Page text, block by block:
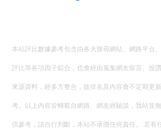
本站評比數據參考包含由各大搜尋網站、網路平台
評比等各項因子綜合，也會經由蒐集網友留言、按
來源資料，經多方整合，故排名及內容會不定期更
考。以上內容皆轉載自網路、網友經驗談，我站並
供參考，請自行判斷，本站不承擔任何責任。 若有